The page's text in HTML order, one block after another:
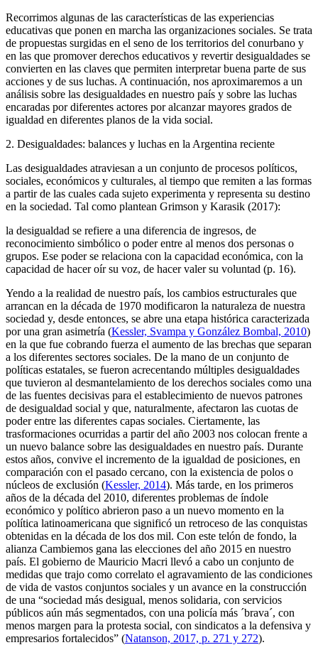
Recorrimos algunas de las características de las experiencias
educativas que ponen en marcha las organizaciones sociales. Se trata
de propuestas surgidas en el seno de los territorios del conurbano y
en las que promover derechos educativos y revertir desigualdades se
convierten en las claves que permiten interpretar buena parte de sus
acciones y de sus luchas. A continuación, nos aproximaremos a un
análisis sobre las desigualdades en nuestro país y sobre las luchas
encaradas por diferentes actores por alcanzar mayores grados de
igualdad en diferentes planos de la vida social.
2. Desigualdades: balances y luchas en la Argentina reciente
Las desigualdades atraviesan a un conjunto de procesos políticos,
sociales, económicos y culturales, al tiempo que remiten a las formas
a partir de las cuales cada sujeto experimenta y representa su destino
en la sociedad. Tal como plantean Grimson y Karasik (2017):
la desigualdad se refiere a una diferencia de ingresos, de
reconocimiento simbólico o poder entre al menos dos personas o
grupos. Ese poder se relaciona con la capa­cidad económica, con la
capacidad de hacer oír su voz, de hacer valer su voluntad (p. 16).
Yendo a la realidad de nuestro país, los cambios estructurales que
arrancan en la década de 1970 modificaron la naturaleza de nuestra
sociedad y, desde entonces, se abre una etapa histórica caracterizada
por una gran asimetría (Kessler, Svampa y González Bombal, 2010)
en la que fue cobrando fuerza el aumento de las brechas que separan
a los diferentes sectores sociales. De la mano de un conjunto de
políticas estatales, se fueron acrecentando múltiples desigualdades
que tuvieron al desmantelamiento de los derechos sociales como una
de las fuentes decisivas para el establecimiento de nuevos patrones
de desigualdad social y que, naturalmente, afectaron las cuotas de
poder entre las diferentes capas sociales. Ciertamente, las
trasformaciones ocurridas a partir del año 2003 nos colocan frente a
un nuevo balance sobre las desigualdades en nuestro país. Durante
estos años, convive el incremento de la igualdad de posiciones, en
comparación con el pasado cercano, con la existencia de polos o
núcleos de exclusión (Kessler, 2014). Más tarde, en los primeros
años de la década del 2010, diferentes problemas de índole
económico y político abrieron paso a un nuevo momento en la
política latinoamericana que significó un retroceso de las conquistas
obtenidas en la década de los dos mil. Con este telón de fondo, la
alianza Cambiemos gana las elecciones del año 2015 en nuestro
país. El gobierno de Mauricio Macri llevó a cabo un conjunto de
medidas que trajo como correlato el agravamiento de las condiciones
de vida de vastos conjuntos sociales y un avance en la construcción
de una “sociedad más desigual, menos solidaria, con servicios
públicos aún más segmentados, con una policía más ´brava´, con
menos margen para la protesta social, con sindicatos a la defensiva y
empresarios fortalecidos” (Natanson, 2017, p. 271 y 272).